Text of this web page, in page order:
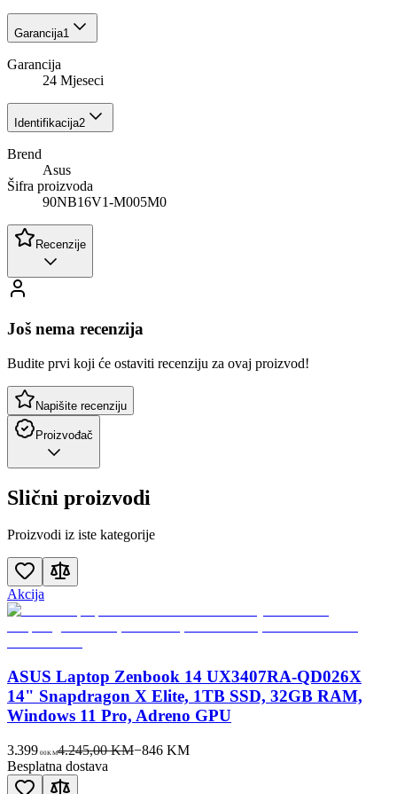
Garancija1
Garancija
24 Mjeseci
Identifikacija2
Brend
Asus
Šifra proizvoda
90NB16V1-M005M0
Recenzije
Još nema recenzija
Budite prvi koji će ostaviti recenziju za ovaj proizvod!
Napišite recenziju
Proizvođač
Slični proizvodi
Proizvodi iz iste kategorije
Akcija
ASUS Laptop Zenbook 14 UX3407RA-QD026X
14" Snapdragon X Elite, 1TB SSD, 32GB RAM,
Windows 11 Pro, Adreno GPU
3.399 00KM4.245,00 KM−846KM
Besplatna dostava